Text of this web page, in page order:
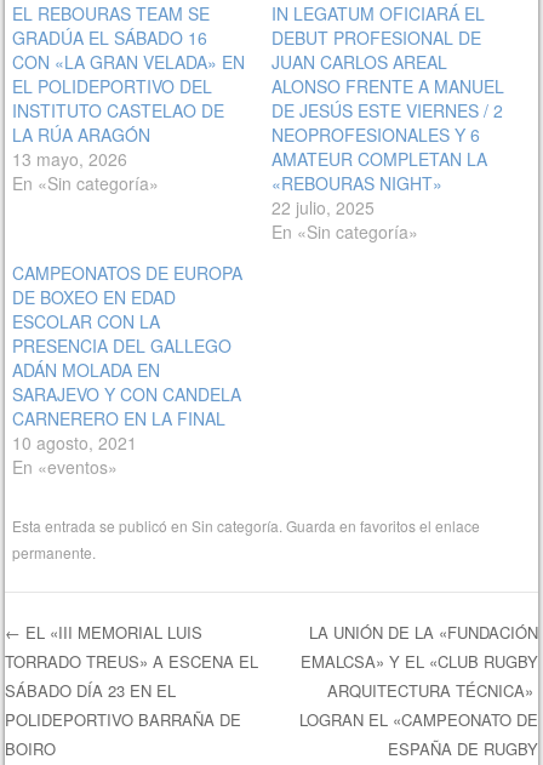
EL REBOURAS TEAM SE
GRADÚA EL SÁBADO 16
CON «LA GRAN VELADA» EN
EL POLIDEPORTIVO DEL
INSTITUTO CASTELAO DE
LA RÚA ARAGÓN
13 mayo, 2026
En «Sin categoría»
IN LEGATUM OFICIARÁ EL
DEBUT PROFESIONAL DE
JUAN CARLOS AREAL
ALONSO FRENTE A MANUEL
DE JESÚS ESTE VIERNES / 2
NEOPROFESIONALES Y 6
AMATEUR COMPLETAN LA
«REBOURAS NIGHT»
22 julio, 2025
En «Sin categoría»
CAMPEONATOS DE EUROPA
DE BOXEO EN EDAD
ESCOLAR CON LA
PRESENCIA DEL GALLEGO
ADÁN MOLADA EN
SARAJEVO Y CON CANDELA
CARNERERO EN LA FINAL
10 agosto, 2021
En «eventos»
Esta entrada se publicó enSin categoría . Guarda en favoritos elenlace
permanente
Navegación de entradas
← EL «III MEMORIAL LUIS
TORRADO TREUS» A ESCENA EL
SÁBADO DÍA 23 EN EL
POLIDEPORTIVO BARRAÑA DE
BOIRO
LA UNIÓN DE LA «FUNDACIÓN
EMALCSA» Y EL «CLUB RUGBY
ARQUITECTURA TÉCNICA»
LOGRAN EL «CAMPEONATO DE
ESPAÑA DE RUGBY